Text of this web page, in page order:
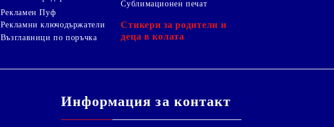
Рекламен Пуф
Рекламни ключодържатели
Възглавници по поръчка
Сублимационен печат
Стикери за родители и
деца в колата
Информация за контакт